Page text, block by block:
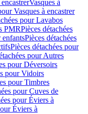
Vasques à
Vasques à encastrer
pour Lavabos
PMRPièces détachées
enfantsPièces détachées
Pièces détachées pour
pour Autres
pour Déversoirs
pour Vidoirs
pour Timbres
pour Cuves de
pour Éviers à
Éviers à